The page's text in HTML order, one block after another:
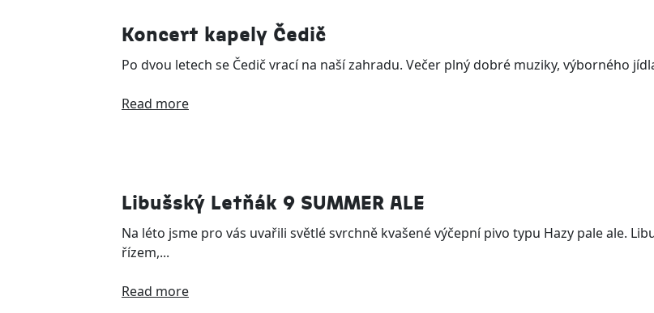
Koncert kapely Čedič
Po dvou letech se Čedič vrací na naší zahradu. Večer plný dobré muziky, výborného
Read more
Libušský Letňák 9 SUMMER ALE
Na léto jsme pro vás uvařili světlé svrchně kvašené výčepní pivo typu Hazy pale ale.
řízem,...
Read more